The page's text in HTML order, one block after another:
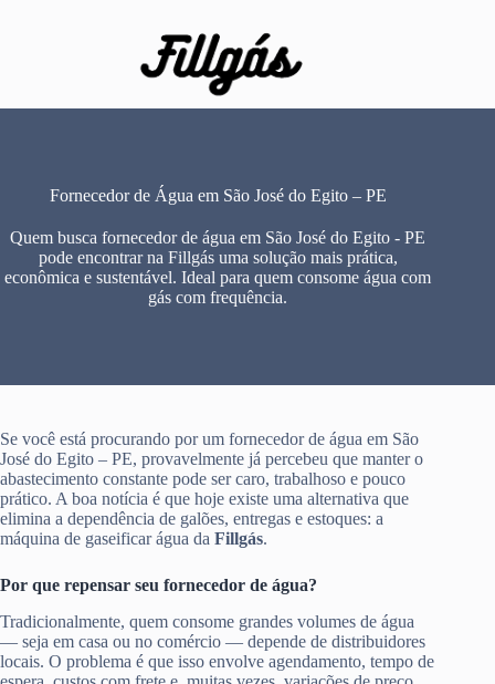
Fornecedor de Água em São José do Egito – PE
Quem busca fornecedor de água em São José do Egito - PE
pode encontrar na Fillgás uma solução mais prática,
econômica e sustentável. Ideal para quem consome água com
gás com frequência.
Se você está procurando por um fornecedor de água em São
José do Egito – PE, provavelmente já percebeu que manter o
abastecimento constante pode ser caro, trabalhoso e pouco
prático. A boa notícia é que hoje existe uma alternativa que
elimina a dependência de galões, entregas e estoques: a
máquina de gaseificar água da Fillgás.
Por que repensar seu fornecedor de água?
Tradicionalmente, quem consome grandes volumes de água
— seja em casa ou no comércio — depende de distribuidores
locais. O problema é que isso envolve agendamento, tempo de